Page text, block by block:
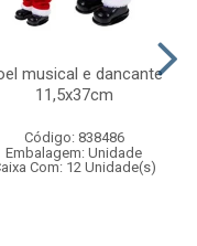
musical e dancante
11,5x37cm
Código: 838486
Embalagem: Unidade
Com: 12 Unidade(s)